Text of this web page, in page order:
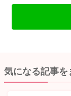
気になる記事